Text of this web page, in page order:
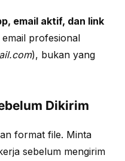
email aktif, dan link
profesional
), bukan yang
Dikirim
format file. Minta
sebelum mengirim